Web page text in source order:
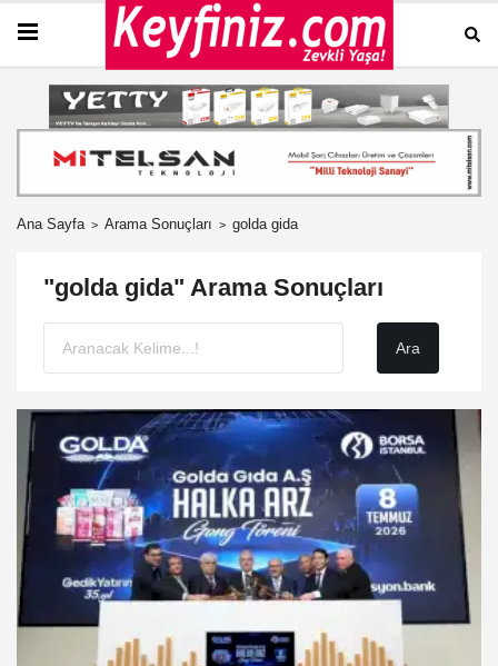
Ana Sayfa Arama Sonuçları golda gida
"golda gida" Arama Sonuçları